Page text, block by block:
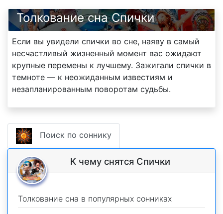
Толкование сна Спички
Если вы увидели спички во сне, наяву в самый
несчастливый жизненный момент вас ожидают
крупные перемены к лучшему. Зажигали спички в
темноте — к неожиданным известиям и
незапланированным поворотам судьбы.
Поиск по соннику
К чему снятся Спички
Толкование сна в популярных сонниках